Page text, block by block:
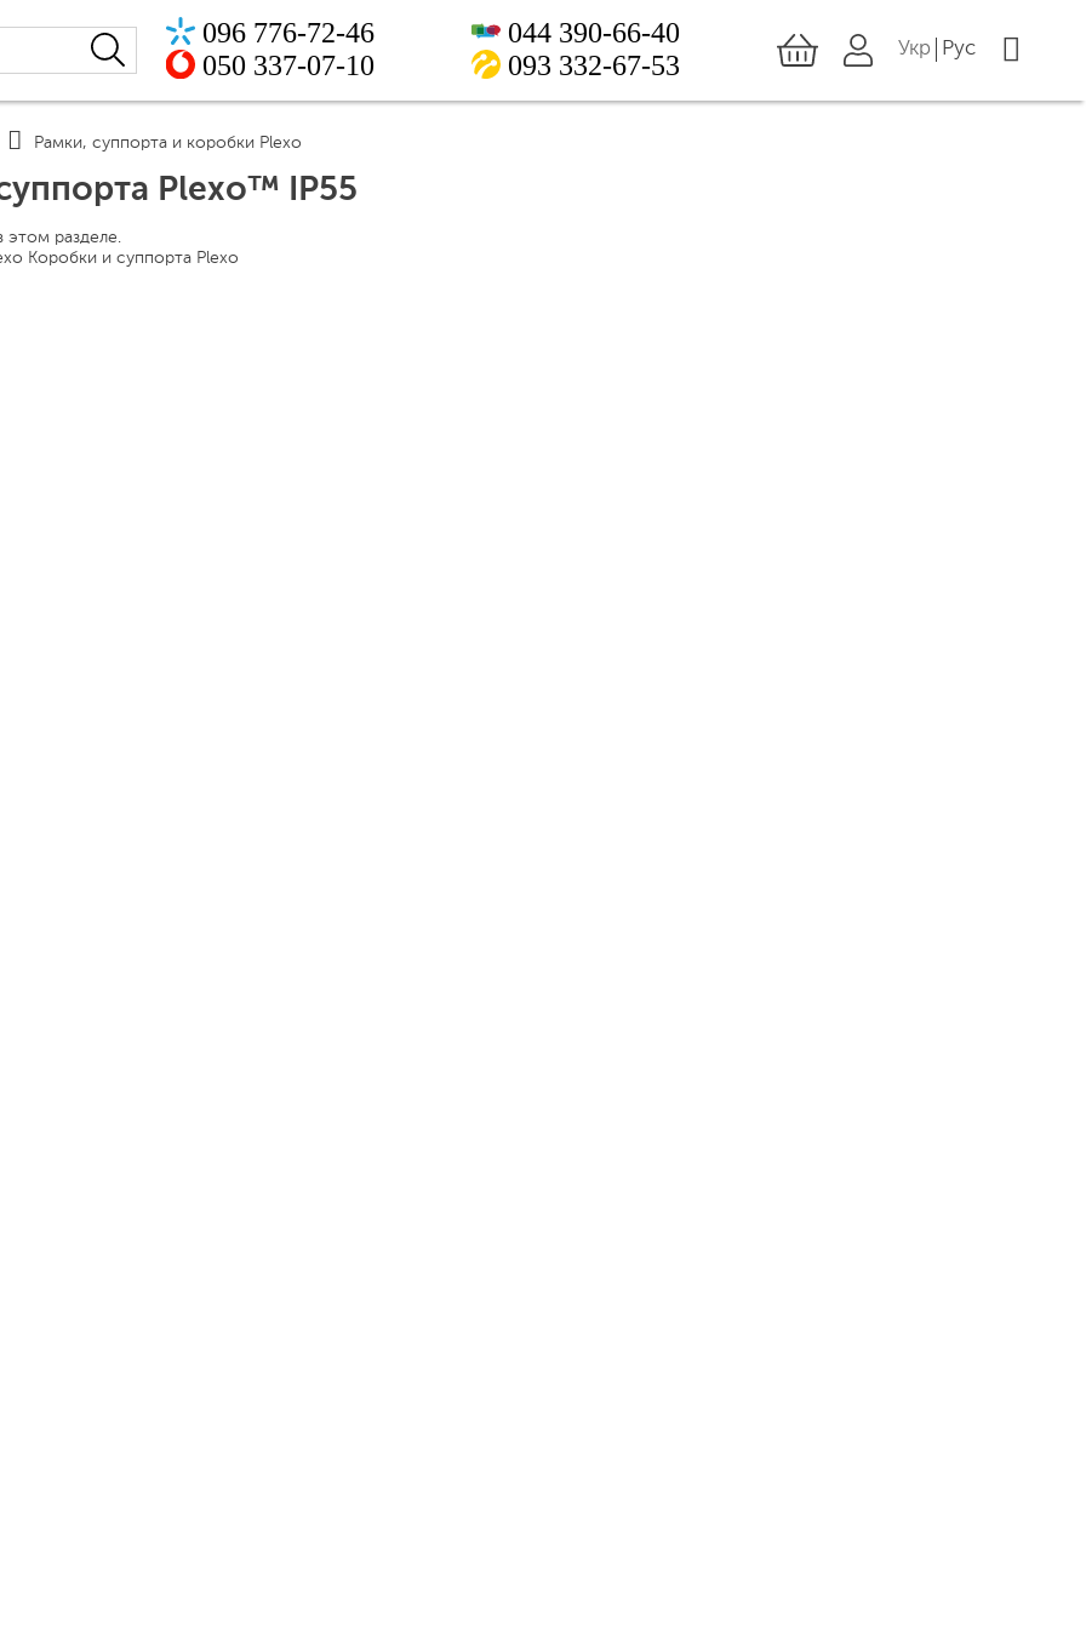
Plexo™ IP55
разделе.
Коробки и суппорта Plexo
096 776-72-46
044 390-66-40
050 337-07-10
093 332-67-53
Укр Рус
Рамки, суппорта и коробки Plexo